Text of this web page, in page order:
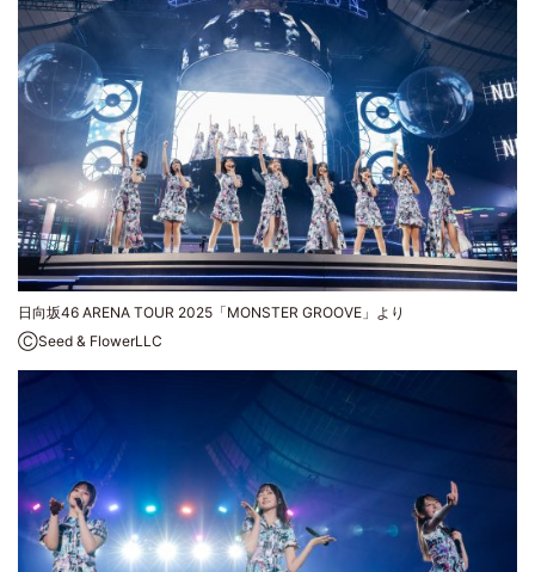
日向坂46 ARENA TOUR 2025「MONSTER GROOVE」より
ⒸSeed & FlowerLLC